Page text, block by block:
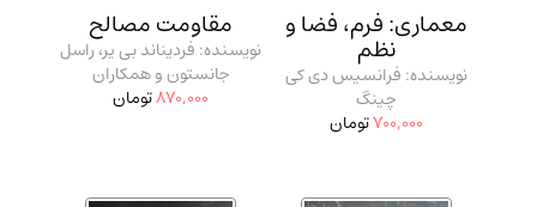
معماری: فرم، فضا و
نظم
نویسنده: فرانسیس دی کی
چینگ
700,000تومان
مقاومت مصالح
نویسنده: فردیناند بی یر، راسل
جانستون و همکاران
870,000تومان